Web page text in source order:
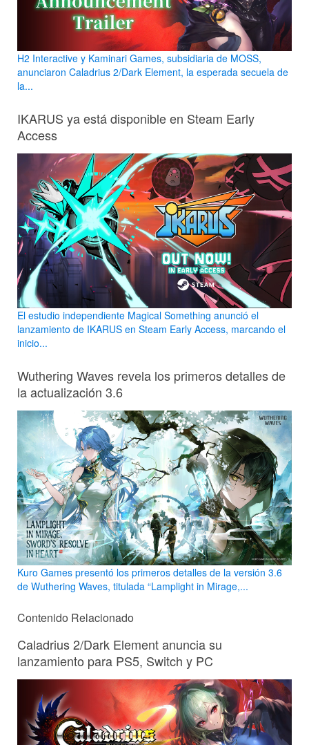
H2 Interactive y Kaminari Games, subsidiaria de MOSS,
anunciaron Caladrius 2/Dark Element, la esperada secuela de
la...
IKARUS ya está disponible en Steam Early
Access
El estudio independiente Magical Something anunció el
lanzamiento de IKARUS en Steam Early Access, marcando el
inicio...
Wuthering Waves revela los primeros detalles de
la actualización 3.6
Kuro Games presentó los primeros detalles de la versión 3.6
de Wuthering Waves, titulada “Lamplight in Mirage,...
Contenido Relacionado
Caladrius 2/Dark Element anuncia su
lanzamiento para PS5, Switch y PC